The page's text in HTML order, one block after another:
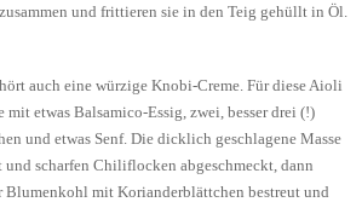
und frittieren sie in den Teig gehüllt in Öl.
auch eine würzige Knobi-Creme. Für diese Aioli
etwas Balsamico-Essig, zwei, besser drei (!)
und etwas Senf. Die dicklich geschlagene Masse
scharfen Chiliflocken abgeschmeckt, dann
mit Korianderblättchen bestreut und